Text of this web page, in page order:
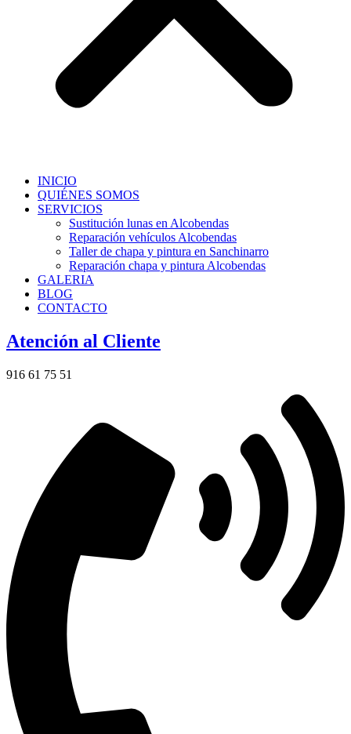
INICIO
QUIÉNES SOMOS
SERVICIOS
Sustitución lunas en Alcobendas
Reparación vehículos Alcobendas
Taller de chapa y pintura en Sanchinarro
Reparación chapa y pintura Alcobendas
GALERIA
BLOG
CONTACTO
Atención al Cliente
916 61 75 51